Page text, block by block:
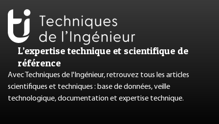
L’expertise technique et scientifique de
référence
Avec Techniques de l'Ingénieur, retrouvez tous les articles
scientifiques et techniques : base de données, veille
technologique, documentation et expertise technique.